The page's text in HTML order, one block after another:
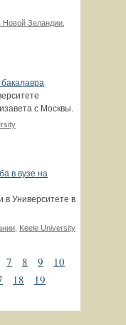
Новой Зеландии
с Москвы.
в вузе на
в Университете в
Keele University
7 8 9
10
18 19